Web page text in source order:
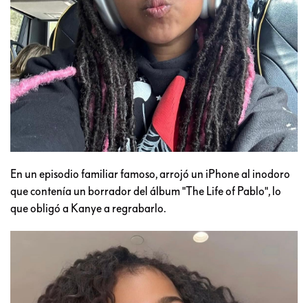
En un episodio familiar famoso, arrojó un iPhone al inodoro
que contenía un borrador del álbum "The Life of Pablo", lo
que obligó a Kanye a regrabarlo.